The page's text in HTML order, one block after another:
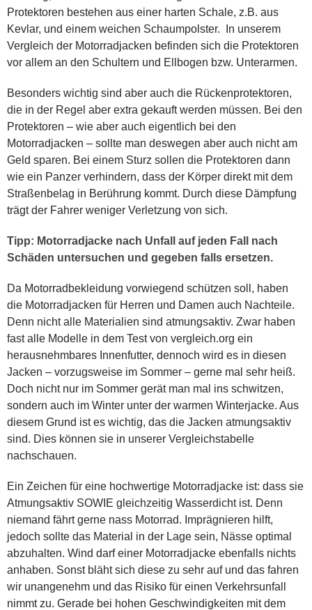
Protektoren bestehen aus einer harten Schale, z.B. aus
Kevlar, und einem weichen Schaumpolster. In unserem
Vergleich der Motorradjacken befinden sich die Protektoren
vor allem an den Schultern und Ellbogen bzw. Unterarmen.
Besonders wichtig sind aber auch die Rückenprotektoren,
die in der Regel aber extra gekauft werden müssen. Bei den
Protektoren – wie aber auch eigentlich bei den
Motorradjacken – sollte man deswegen aber auch nicht am
Geld sparen. Bei einem Sturz sollen die Protektoren dann
wie ein Panzer verhindern, dass der Körper direkt mit dem
Straßenbelag in Berührung kommt. Durch diese Dämpfung
trägt der Fahrer weniger Verletzung von sich.
Tipp: Motorradjacke nach Unfall auf jeden Fall nach
Schäden untersuchen und gegeben falls ersetzen.
Da Motorradbekleidung vorwiegend schützen soll, haben
die Motorradjacken für Herren und Damen auch Nachteile.
Denn nicht alle Materialien sind atmungsaktiv. Zwar haben
fast alle Modelle in dem Test von vergleich.org ein
herausnehmbares Innenfutter, dennoch wird es in diesen
Jacken – vorzugsweise im Sommer – gerne mal sehr heiß.
Doch nicht nur im Sommer gerät man mal ins schwitzen,
sondern auch im Winter unter der warmen Winterjacke. Aus
diesem Grund ist es wichtig, das die Jacken atmungsaktiv
sind. Dies können sie in unserer Vergleichstabelle
nachschauen.
Ein Zeichen für eine hochwertige Motorradjacke ist: dass sie
Atmungsaktiv SOWIE gleichzeitig Wasserdicht ist. Denn
niemand fährt gerne nass Motorrad. Imprägnieren hilft,
jedoch sollte das Material in der Lage sein, Nässe optimal
abzuhalten. Wind darf einer Motorradjacke ebenfalls nichts
anhaben. Sonst bläht sich diese zu sehr auf und das fahren
wir unangenehm und das Risiko für einen Verkehrsunfall
nimmt zu. Gerade bei hohen Geschwindigkeiten mit dem